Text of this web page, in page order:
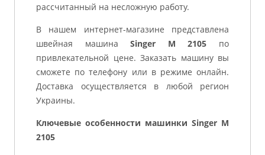
рассчитанный на несложную работу.
В нашем интернет-магазине представлена
швейная машинаSinger M 2105 по
привлекательной цене. Заказать машину вы
сможете по телефону или в режиме онлайн.
Доставка осуществляется в любой регион
Украины.
Ключевые особенности машинки Singer M
2105